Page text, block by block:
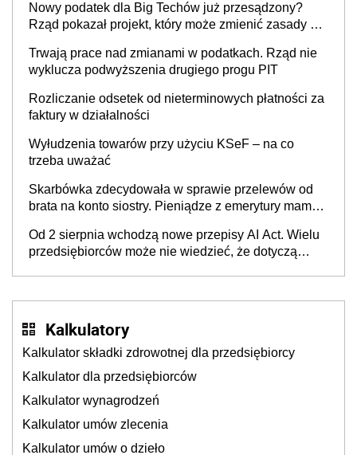
Nowy podatek dla Big Techów już przesądzony?
Rząd pokazał projekt, który może zmienić zasady gry
Trwają prace nad zmianami w podatkach. Rząd nie
wyklucza podwyższenia drugiego progu PIT
Rozliczanie odsetek od nieterminowych płatności za
faktury w działalności
Wyłudzenia towarów przy użyciu KSeF – na co
trzeba uważać
Skarbówka zdecydowała w sprawie przelewów od
brata na konto siostry. Pieniądze z emerytury mamy
będzie
Od 2 sierpnia wchodzą nowe przepisy AI Act. Wielu
przedsiębiorców może nie wiedzieć, że dotyczą
Kalkulatory
Kalkulator składki zdrowotnej dla przedsiębiorcy
Kalkulator dla przedsiębiorców
Kalkulator wynagrodzeń
Kalkulator umów zlecenia
Kalkulator umów o dzieło